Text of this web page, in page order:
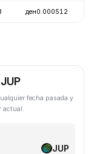
ден0.000512
fecha pasada y
actual.
JUP